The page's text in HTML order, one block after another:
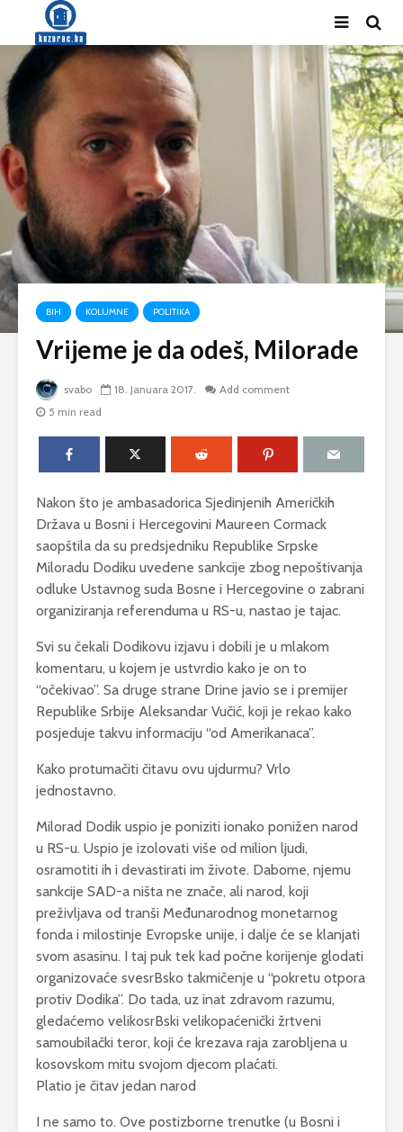
BIH KOLUMNE POLITIKA
Vrijeme je da odeš, Milorade
svabo 18. Januara 2017.
Add comment
5 min read
Nakon što je ambasadorica Sjedinjenih Američkih
Država u Bosni i Hercegovini Maureen Cormack
saopštila da su predsjedniku Republike Srpske
Miloradu Dodiku uvedene sankcije zbog nepoštivanja
odluke Ustavnog suda Bosne i Hercegovine o zabrani
organiziranja referenduma u RS-u, nastao je tajac.
Svi su čekali Dodikovu izjavu i dobili je u mlakom
komentaru, u kojem je ustvrdio kako je on to
“očekivao”. Sa druge strane Drine javio se i premijer
Republike Srbije Aleksandar Vučić, koji je rekao kako
posjeduje takvu informaciju “od Amerikanaca”.
Kako protumačiti čitavu ovu ujdurmu? Vrlo
jednostavno.
Milorad Dodik uspio je poniziti ionako ponižen narod
u RS-u. Uspio je izolovati više od milion ljudi,
osramotiti ih i devastirati im živote. Dabome, njemu
sankcije SAD-a ništa ne znače, ali narod, koji
preživljava od tranši Međunarodnog monetarnog
fonda i milostinje Evropske unije, i dalje će se klanjati
svom asasinu. I taj puk tek kad počne korijenje glodati
organizovaće svesrBsko takmičenje u “pokretu otpora
protiv Dodika”. Do tada, uz inat zdravom razumu,
gledaćemo velikosrBski velikopaćenički žrtveni
samoubilački teror, koji će krezava raja zarobljena u
kosovskom mitu svojom djecom plaćati.
Platio je čitav jedan narod
I ne samo to. Ove postizborne trenutke (u Bosni i